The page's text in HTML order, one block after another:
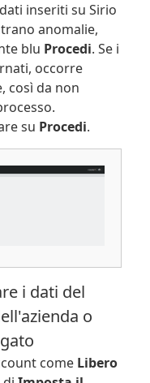
inseriti su Sirio
anomalie,
blu Procedi. Se i
occorre
così da non
su Procedi.
i dati del
o
come Libero